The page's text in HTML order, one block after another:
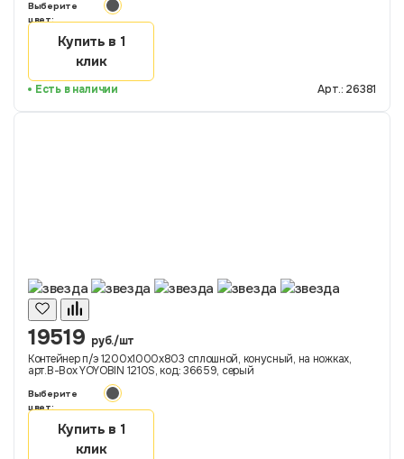
Выберите
цвет:
Купить в 1
клик
Есть в наличии Арт.: 26381
19519 руб./шт
Контейнер п/э 1200х1000х803 сплошной, конусный, на ножках,
арт.B-Box YOYOBIN 1210S, код: 36659, серый
Выберите
цвет:
Купить в 1
клик